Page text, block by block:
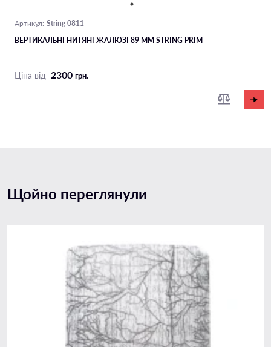
Артикул: String 0811
ВЕРТИКАЛЬНІ НИТЯНІ ЖАЛЮЗІ 89 ММ STRING PRIM
Ціна від 2300 грн.
Щойно переглянули